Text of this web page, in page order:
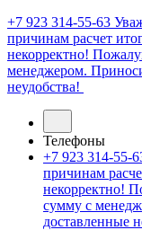
+7 923 314-55-63
причинам расчет
некорректно!
менеджером.
неудобства!
Телефоны
+7 923 314-55-
причинам
некорректно!
сумму с
доставленные